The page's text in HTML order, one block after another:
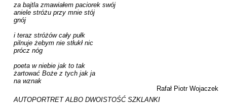
za bajtla zmawiałem paciorek swój
aniele stróżu przy mnie stój
gnój
i teraz stróżów cały pułk
pilnuje żebym nie stłukł nic
prócz nóg
poeta w niebie jak to tak
żartować Boże z tych jak ja
na wznak
Rafał Piotr Wojaczek
AUTOPORTRET ALBO DWOISTOŚĆ SZKLANKI